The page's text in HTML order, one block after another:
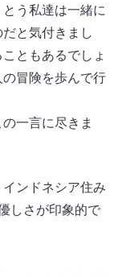
う私達は一緒に
と気付きまし
ともあるでしょ
冒険を歩んで行
一言に尽きま
ンドネシア住み
しさが印象的で